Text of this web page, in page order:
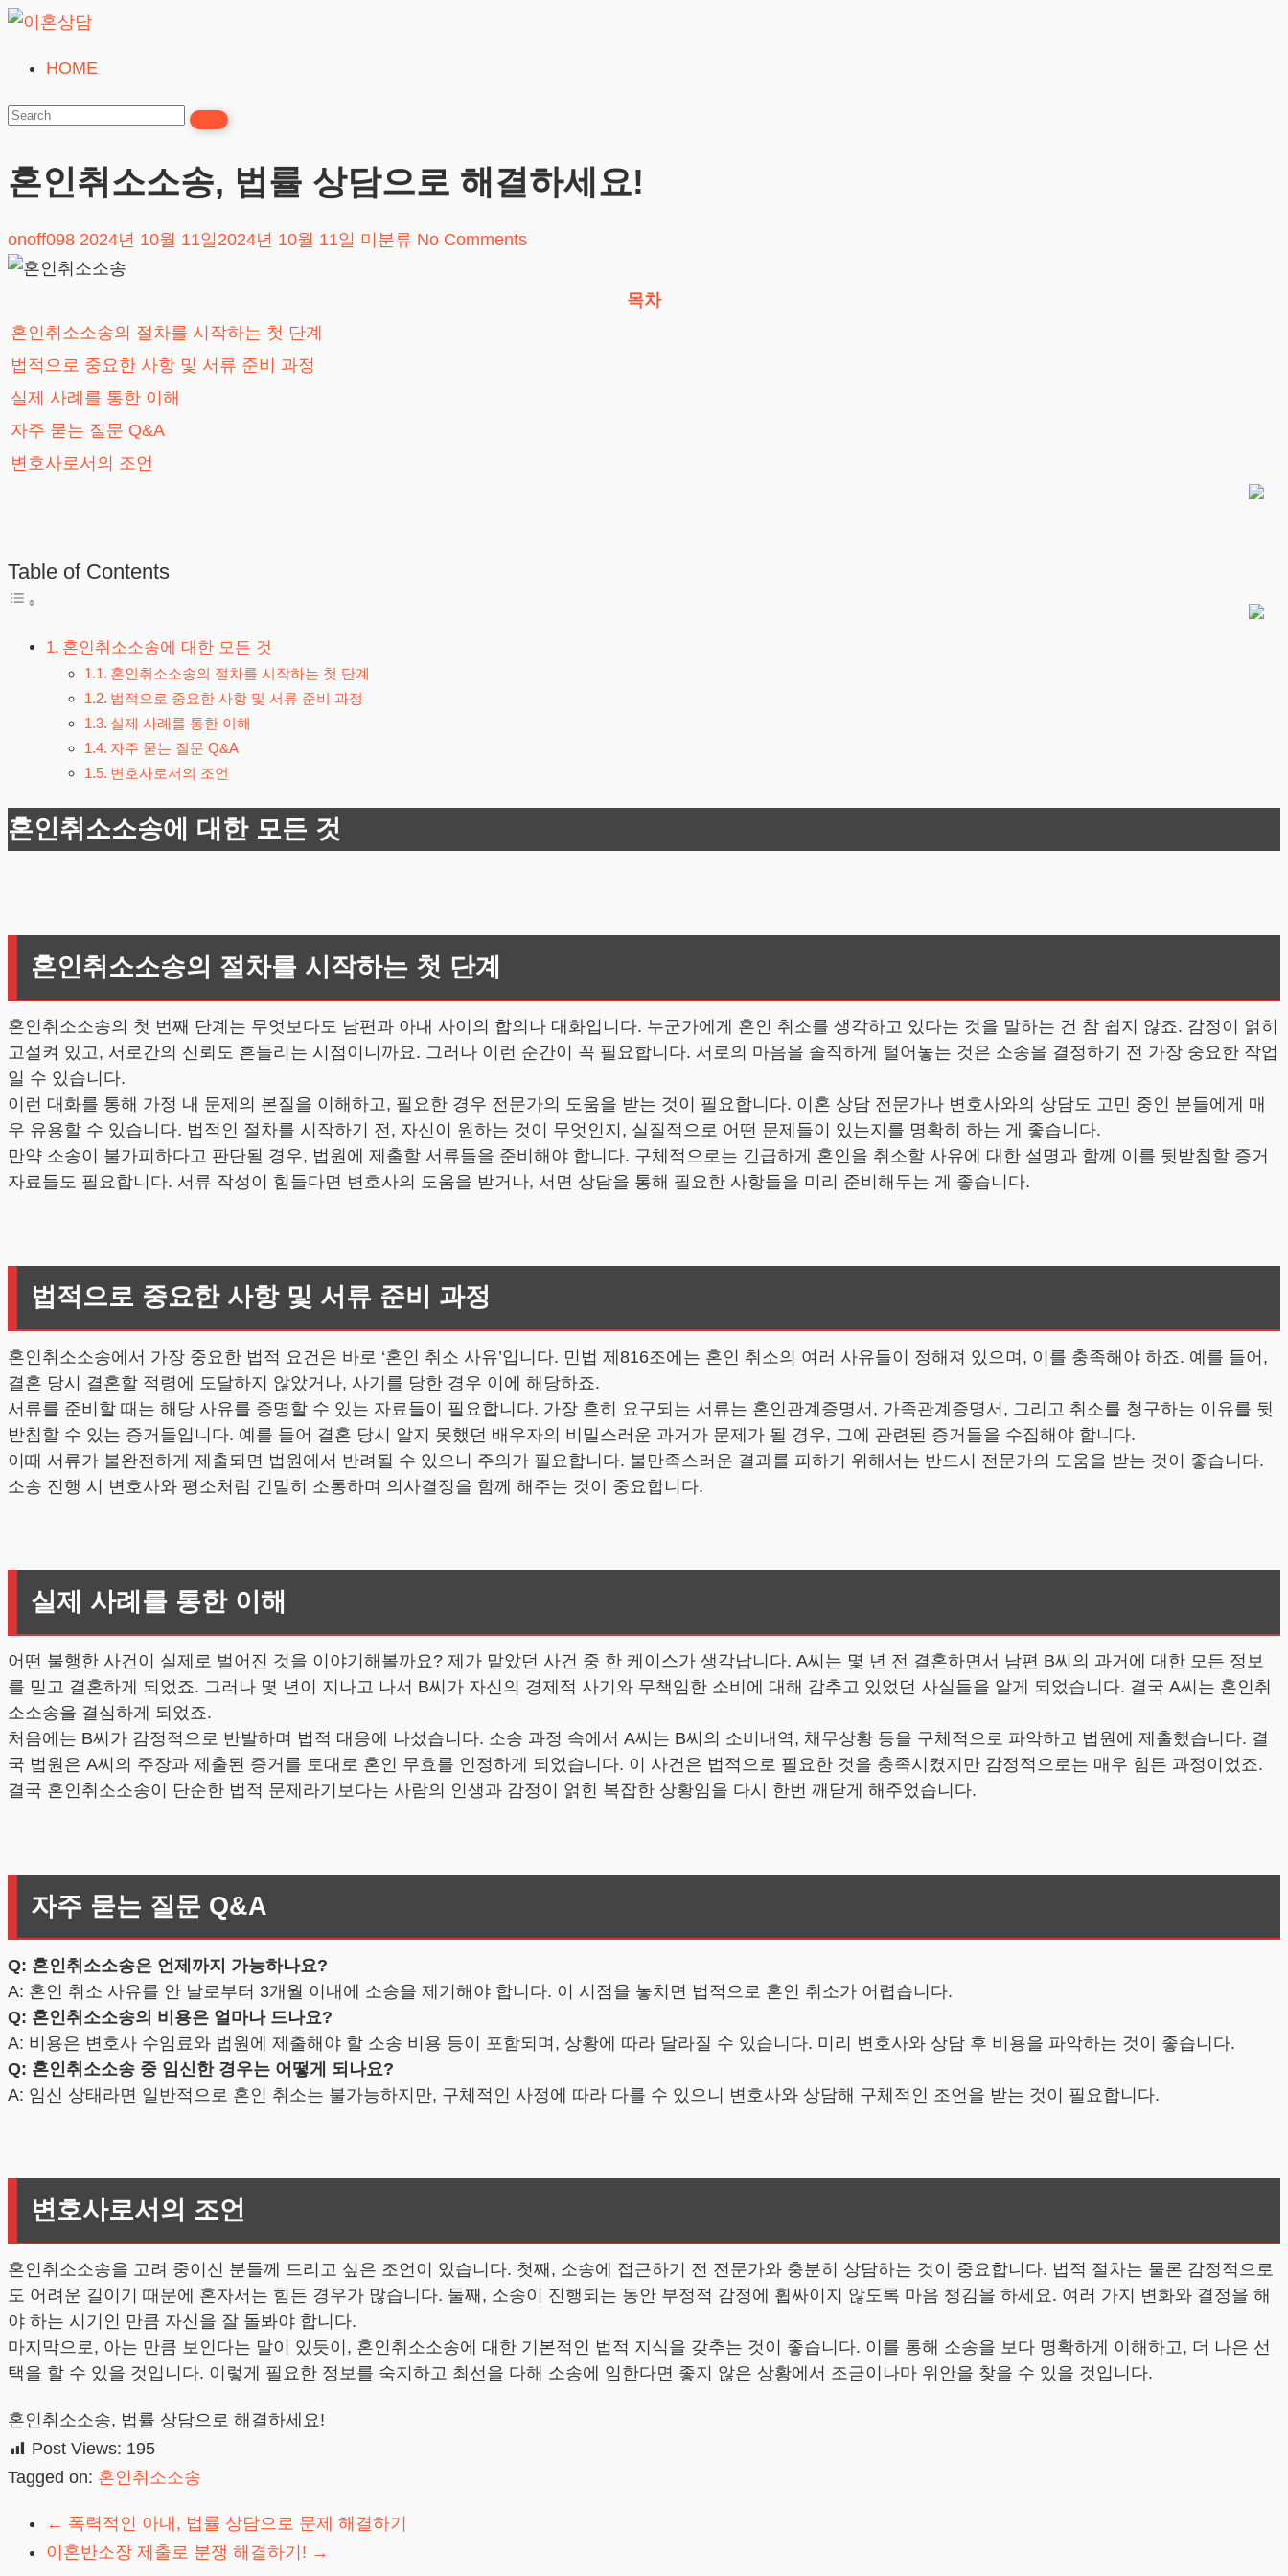
Skip
content
혼
담
24시간365일
HOME
혼인취소소송, 법률 상담으로 해결하세요!
onoff098 2024년 10월 11일 2024년 10월 11일 미분류 No Comments
목차
혼인취소소송의 절차를 시작하는 첫 단계
법적으로 중요한 사항 및 서류 준비 과정
실제 사례를 통한 이해
자주 묻는 질문 Q&A
변호사로서의 조언
Table of Contents
혼인취소소송에 대한 모든 것
혼인취소소송의 절차를 시작하는 첫 단계
법적으로 중요한 사항 및 서류 준비 과정
실제 사례를 통한 이해
자주 묻는 질문 Q&A
변호사로서의 조언
혼인취소소송에 대한 모든 것
혼인취소소송의 절차를 시작하는 첫 단계
혼인취소소송의 첫 번째 단계는 무엇보다도 남편과 아내 사이의 합의나 대화입니다. 누군가에게 혼인 취소를 생각하고 있다는 것을 말하는 건 참 쉽지 않죠. 감정이 얽히
고설켜 있고, 서로간의 신뢰도 흔들리는 시점이니까요. 그러나 이런 순간이 꼭 필요합니다. 서로의 마음을 솔직하게 털어놓는 것은 소송을 결정하기 전 가장 중요한 작업
일 수 있습니다.
이런 대화를 통해 가정 내 문제의 본질을 이해하고, 필요한 경우 전문가의 도움을 받는 것이 필요합니다. 이혼 상담 전문가나 변호사와의 상담도 고민 중인 분들에게 매
우 유용할 수 있습니다. 법적인 절차를 시작하기 전, 자신이 원하는 것이 무엇인지, 실질적으로 어떤 문제들이 있는지를 명확히 하는 게 좋습니다.
만약 소송이 불가피하다고 판단될 경우, 법원에 제출할 서류들을 준비해야 합니다. 구체적으로는 긴급하게 혼인을 취소할 사유에 대한 설명과 함께 이를 뒷받침할 증거
자료들도 필요합니다. 서류 작성이 힘들다면 변호사의 도움을 받거나, 서면 상담을 통해 필요한 사항들을 미리 준비해두는 게 좋습니다.
법적으로 중요한 사항 및 서류 준비 과정
혼인취소소송에서 가장 중요한 법적 요건은 바로 ‘혼인 취소 사유’입니다. 민법 제816조에는 혼인 취소의 여러 사유들이 정해져 있으며, 이를 충족해야 하죠. 예를 들어,
결혼 당시 결혼할 적령에 도달하지 않았거나, 사기를 당한 경우 이에 해당하죠.
서류를 준비할 때는 해당 사유를 증명할 수 있는 자료들이 필요합니다. 가장 흔히 요구되는 서류는 혼인관계증명서, 가족관계증명서, 그리고 취소를 청구하는 이유를 뒷
받침할 수 있는 증거들입니다. 예를 들어 결혼 당시 알지 못했던 배우자의 비밀스러운 과거가 문제가 될 경우, 그에 관련된 증거들을 수집해야 합니다.
이때 서류가 불완전하게 제출되면 법원에서 반려될 수 있으니 주의가 필요합니다. 불만족스러운 결과를 피하기 위해서는 반드시 전문가의 도움을 받는 것이 좋습니다.
소송 진행 시 변호사와 평소처럼 긴밀히 소통하며 의사결정을 함께 해주는 것이 중요합니다.
실제 사례를 통한 이해
어떤 불행한 사건이 실제로 벌어진 것을 이야기해볼까요? 제가 맡았던 사건 중 한 케이스가 생각납니다. A씨는 몇 년 전 결혼하면서 남편 B씨의 과거에 대한 모든 정보
를 믿고 결혼하게 되었죠. 그러나 몇 년이 지나고 나서 B씨가 자신의 경제적 사기와 무책임한 소비에 대해 감추고 있었던 사실들을 알게 되었습니다. 결국 A씨는 혼인취
소소송을 결심하게 되었죠.
처음에는 B씨가 감정적으로 반발하며 법적 대응에 나섰습니다. 소송 과정 속에서 A씨는 B씨의 소비내역, 채무상황 등을 구체적으로 파악하고 법원에 제출했습니다. 결
국 법원은 A씨의 주장과 제출된 증거를 토대로 혼인 무효를 인정하게 되었습니다. 이 사건은 법적으로 필요한 것을 충족시켰지만 감정적으로는 매우 힘든 과정이었죠.
결국 혼인취소소송이 단순한 법적 문제라기보다는 사람의 인생과 감정이 얽힌 복잡한 상황임을 다시 한번 깨닫게 해주었습니다.
자주 묻는 질문 Q&A
Q: 혼인취소소송은 언제까지 가능하나요?
A: 혼인 취소 사유를 안 날로부터 3개월 이내에 소송을 제기해야 합니다. 이 시점을 놓치면 법적으로 혼인 취소가 어렵습니다.
Q: 혼인취소소송의 비용은 얼마나 드나요?
A: 비용은 변호사 수임료와 법원에 제출해야 할 소송 비용 등이 포함되며, 상황에 따라 달라질 수 있습니다. 미리 변호사와 상담 후 비용을 파악하는 것이 좋습니다.
Q: 혼인취소소송 중 임신한 경우는 어떻게 되나요?
A: 임신 상태라면 일반적으로 혼인 취소는 불가능하지만, 구체적인 사정에 따라 다를 수 있으니 변호사와 상담해 구체적인 조언을 받는 것이 필요합니다.
변호사로서의 조언
혼인취소소송을 고려 중이신 분들께 드리고 싶은 조언이 있습니다. 첫째, 소송에 접근하기 전 전문가와 충분히 상담하는 것이 중요합니다. 법적 절차는 물론 감정적으로
도 어려운 길이기 때문에 혼자서는 힘든 경우가 많습니다. 둘째, 소송이 진행되는 동안 부정적 감정에 휩싸이지 않도록 마음 챙김을 하세요. 여러 가지 변화와 결정을 해
야 하는 시기인 만큼 자신을 잘 돌봐야 합니다.
마지막으로, 아는 만큼 보인다는 말이 있듯이, 혼인취소소송에 대한 기본적인 법적 지식을 갖추는 것이 좋습니다. 이를 통해 소송을 보다 명확하게 이해하고, 더 나은 선
택을 할 수 있을 것입니다. 이렇게 필요한 정보를 숙지하고 최선을 다해 소송에 임한다면 좋지 않은 상황에서 조금이나마 위안을 찾을 수 있을 것입니다.
혼인취소소송, 법률 상담으로 해결하세요!
Post Views: 195
Tagged on: 혼인취소소송
← 폭력적인 아내, 법률 상담으로 문제 해결하기
이혼반소장 제출로 분쟁 해결하기! →